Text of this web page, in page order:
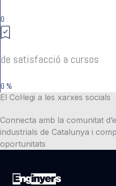
0
de satisfacció a cursos
0 %
El Col·legi a les xarxes socials
Connecta amb la comunitat
industrials de Catalunya i
oportunitats